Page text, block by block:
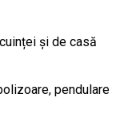
și de casă
pendulare